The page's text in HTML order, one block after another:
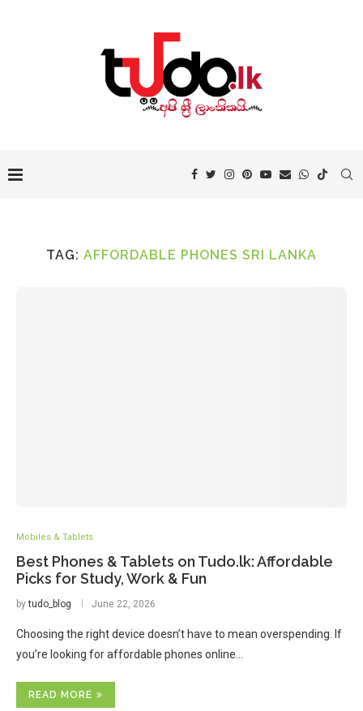
TAG: AFFORDABLE PHONES SRI LANKA
Mobiles & Tablets
Best Phones & Tablets on Tudo.lk: Affordable
Picks for Study, Work & Fun
bytudo_blog June 22, 2026
Choosing the right device doesn’t have to mean overspending. If
you’re looking for affordable phones online…
READ MORE